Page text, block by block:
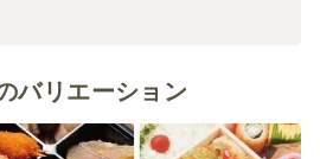
バリエーション